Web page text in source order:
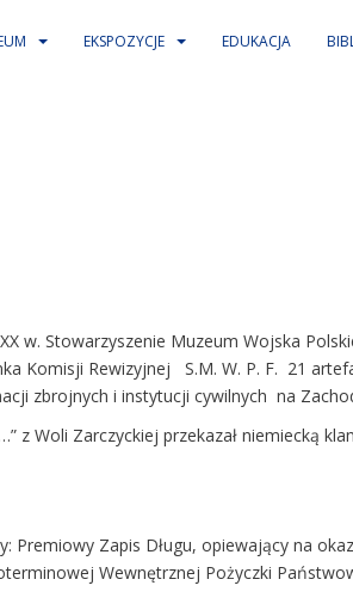
EKSPOZYCJE EDUKACJA
w. Stowarzyszenie Muzeum Wojska
Komisji Rewizyjnej S.M. W. P. F. 21
zbrojnych i instytucji cywilnych na
z Woli Zarczyckiej przekazał niemiecką
Premiowy Zapis Długu, opiewający na
Wewnętrznej Pożyczki